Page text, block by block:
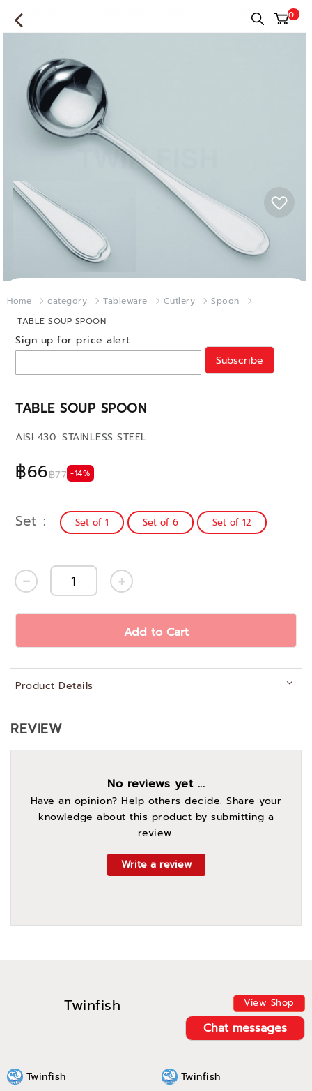
0
Home category Tableware Cutlery
Spoon
TABLE SOUP SPOON
TABLE SOUP SPOON
฿66฿77 -14%
AISI 430. STAINLESS STEEL
Sign up for price alert
Subscribe
Set Set of 1 Set of 6 Set of 12
Add to Cart
Product Details
Twinfish View Shop
Chat messages
Twinfish Twinfish
REVIEW
No reviews yet ...
Have an opinion? Help others decide. Share your
knowledge about this product by submitting a
review.
Write a review